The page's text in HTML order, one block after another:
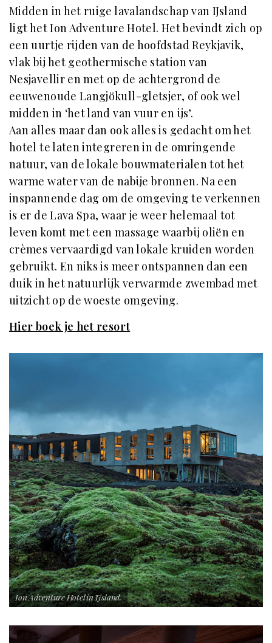
Midden in het ruige lavalandschap van IJsland
ligt het Ion Adventure Hotel. Het bevindt zich op
een uurtje rijden van de hoofdstad Reykjavik,
vlak bij het geothermische station van
Nesjavellir en met op de achtergrond de
eeuwenoude Langjökull-gletsjer, of ook wel
midden in ‘het land van vuur en ijs’.
Aan alles maar dan ook alles is gedacht om het
hotel te laten integreren in de omringende
natuur, van de lokale bouwmaterialen tot het
warme water van de nabije bronnen. Na een
inspannende dag om de omgeving te verkennen
is er de Lava Spa, waar je weer helemaal tot
leven komt met een massage waarbij oliën en
crèmes vervaardigd van lokale kruiden worden
gebruikt. En niks is meer ontspannen dan een
duik in het natuurlijk verwarmde zwembad met
uitzicht op de woeste omgeving.
Hier boek je het resort
Ion Adventure Hotel in IJsland.